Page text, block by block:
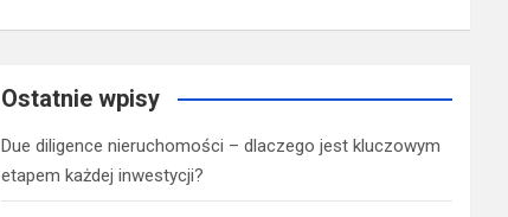
Ostatnie wpisy
Due diligence nieruchomości – dlaczego jest kluczowym
etapem każdej inwestycji?